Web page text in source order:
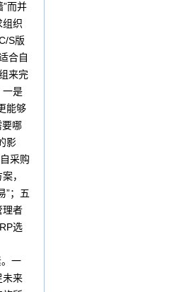
而并
组织
S版
合自
来完
一是
能够
哪
影
采购
，
”；五
理者
选
一
未来